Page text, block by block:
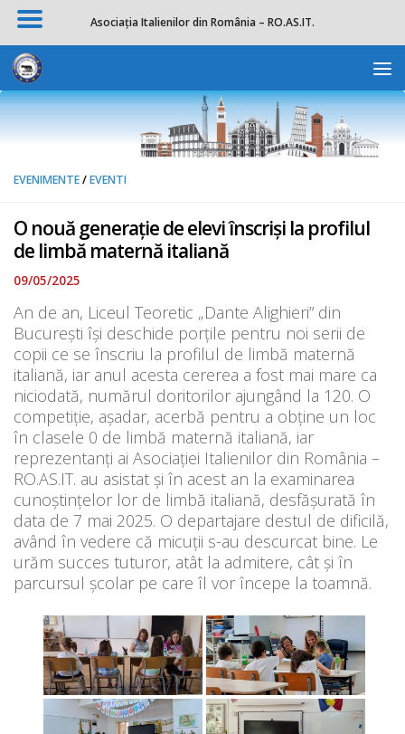
Skip to content
EVENIMENTE/EVENTI
O nouă generaţie de elevi înscrişi la profilul
de limbă maternă italiană
09/05/2025
An de an, Liceul Teoretic „Dante Alighieri” din
București își deschide porțile pentru noi serii de
copii ce se înscriu la profilul de limbă maternă
italiană, iar anul acesta cererea a fost mai mare ca
niciodată, numărul doritorilor ajungând la 120. O
competiție, așadar, acerbă pentru a obține un loc
în clasele 0 de limbă maternă italiană, iar
reprezentanți ai Asociației Italienilor din România –
RO.AS.IT. au asistat și în acest an la examinarea
cunoștințelor lor de limbă italiană, desfășurată în
data de 7 mai 2025. O departajare destul de dificilă,
având în vedere că micuții s-au descurcat bine. Le
urăm succes tuturor, atât la admitere, cât și în
parcursul școlar pe care îl vor începe la toamnă.
Asociația Italienilor din România – RO.AS.IT.